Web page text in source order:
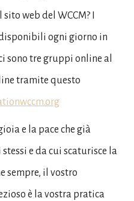
web del WCCM? I
ogni giorno in
sono tre gruppi online al
tramite questo
e la pace che già
e da cui scaturisce la
sempre, il vostro
è la vostra pratica